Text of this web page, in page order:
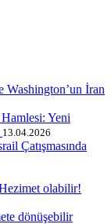
İran
Yeni
13.04.2026
Çatışmasında
olabilir!
dönüşebilir